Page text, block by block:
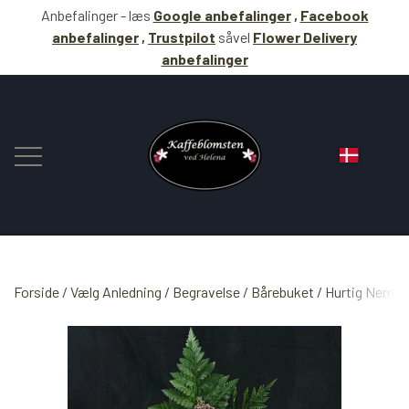
Anbefalinger - læs Google anbefalinger, Facebook
anbefalinger , Trustpilot såvel Flower Delivery
anbefalinger
BLOMSTER
KAFFE
Forside Vælg Anledning Begravelse Bårebuket Hurtig Nem